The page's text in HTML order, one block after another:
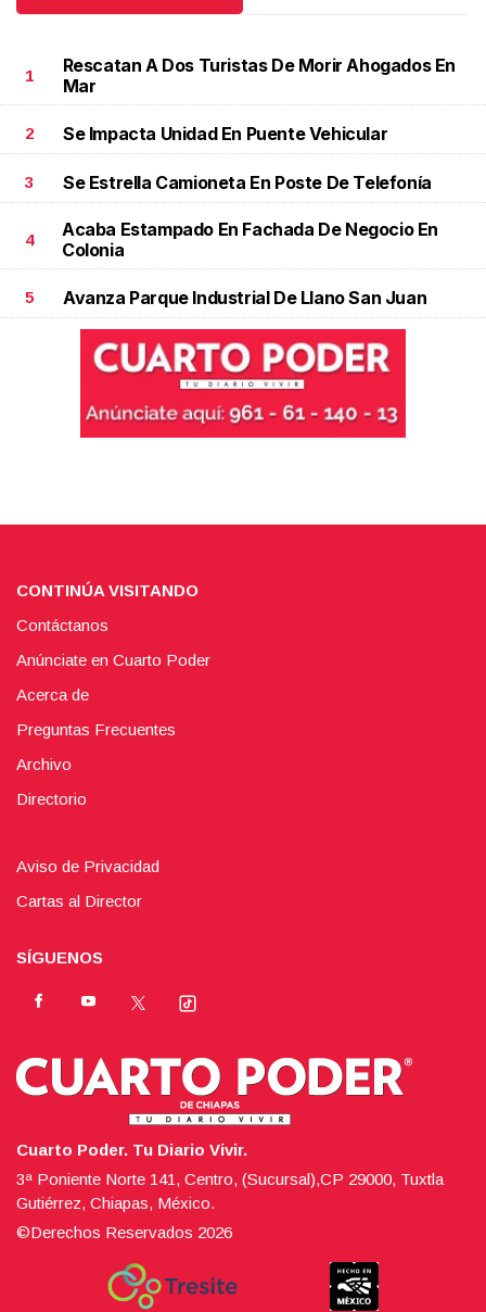
1
Rescatan A Dos Turistas De Morir Ahogados En
Mar
2 Se Impacta Unidad En Puente Vehicular
3 Se Estrella Camioneta En Poste De Telefonía
4
Acaba Estampado En Fachada De Negocio En
Colonia
5 Avanza Parque Industrial De Llano San Juan
CONTINÚA VISITANDO
Contáctanos
Anúnciate en Cuarto Poder
Acerca de
Preguntas Frecuentes
Archivo
Directorio
Aviso de Privacidad
Cartas al Director
SÍGUENOS
Cuarto Poder. Tu Diario Vivir.
3ª Poniente Norte 141, Centro, (Sucursal),CP 29000, Tuxtla
Gutiérrez, Chiapas, México.
©Derechos Reservados 2026